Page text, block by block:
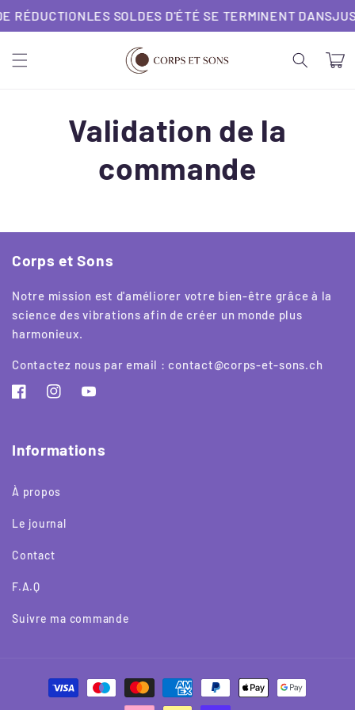
passer
au
RÉDUCTIONLES SOLDES D'ÉTÉ SE TERMINENT DANS
Panier
Validation de la
commande
Corps et Sons
Notre mission est d'améliorer votre bien-être grâce à la
science des vibrations afin de créer un monde plus
harmonieux.
Contactez nous par email : contact@corps-et-sons.ch
FacebookInstagramYouTube
Informations
À propos
Le journal
Contact
F.A.Q
Suivre ma commande
Moyens